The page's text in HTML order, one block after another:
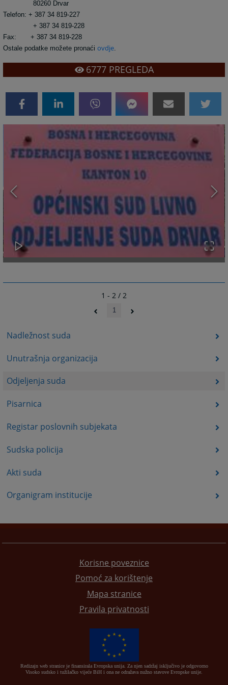
Nadležnost suda
Unutrašnja organizacija
Odjeljenja suda
Pisarnica
Registar poslovnih subjekata
Sudska policija
Akti suda
Organigram institucije
80260 Drvar
Telefon: + 387 34 819-227
+ 387 34 819-228
Fax: + 387 34 819-228
Ostale podatke možete pronaćiovdje
6777PREGLEDA
1 - 2 / 2
1
Korisne poveznice
Pomoć za korištenje
Mapa stranice
Pravila privatnosti
Redizajn web stranice je finansirala Evropska unija. Za njen sadržaj isključivo je odgovorno
Visoko sudsko i tužilačko vijeće BiH i ona ne odražava nužno stavove Evropske unije.